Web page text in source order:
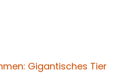
Gigantisches Tier